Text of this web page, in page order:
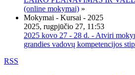
(online mokymai) »
Mokymai - Kursai - 2025
2025, rugpjūčio 27, 11:53
2025 kovo 27 - 28 d. - Atviri
grandies vadovų kompetencijos
RSS